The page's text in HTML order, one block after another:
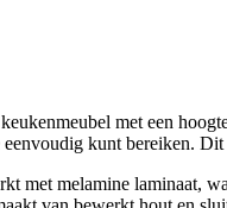
met een
kunt bereiken.
met melamine laminaat,